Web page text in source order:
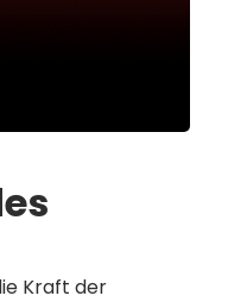
Kraft der